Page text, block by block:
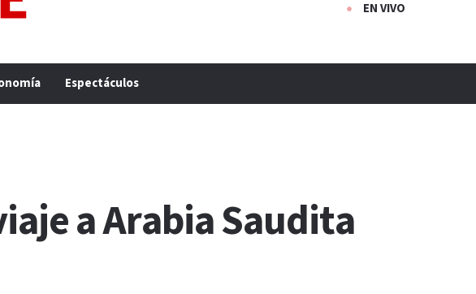
EN VIVO
Espectáculos
a Arabia Saudita